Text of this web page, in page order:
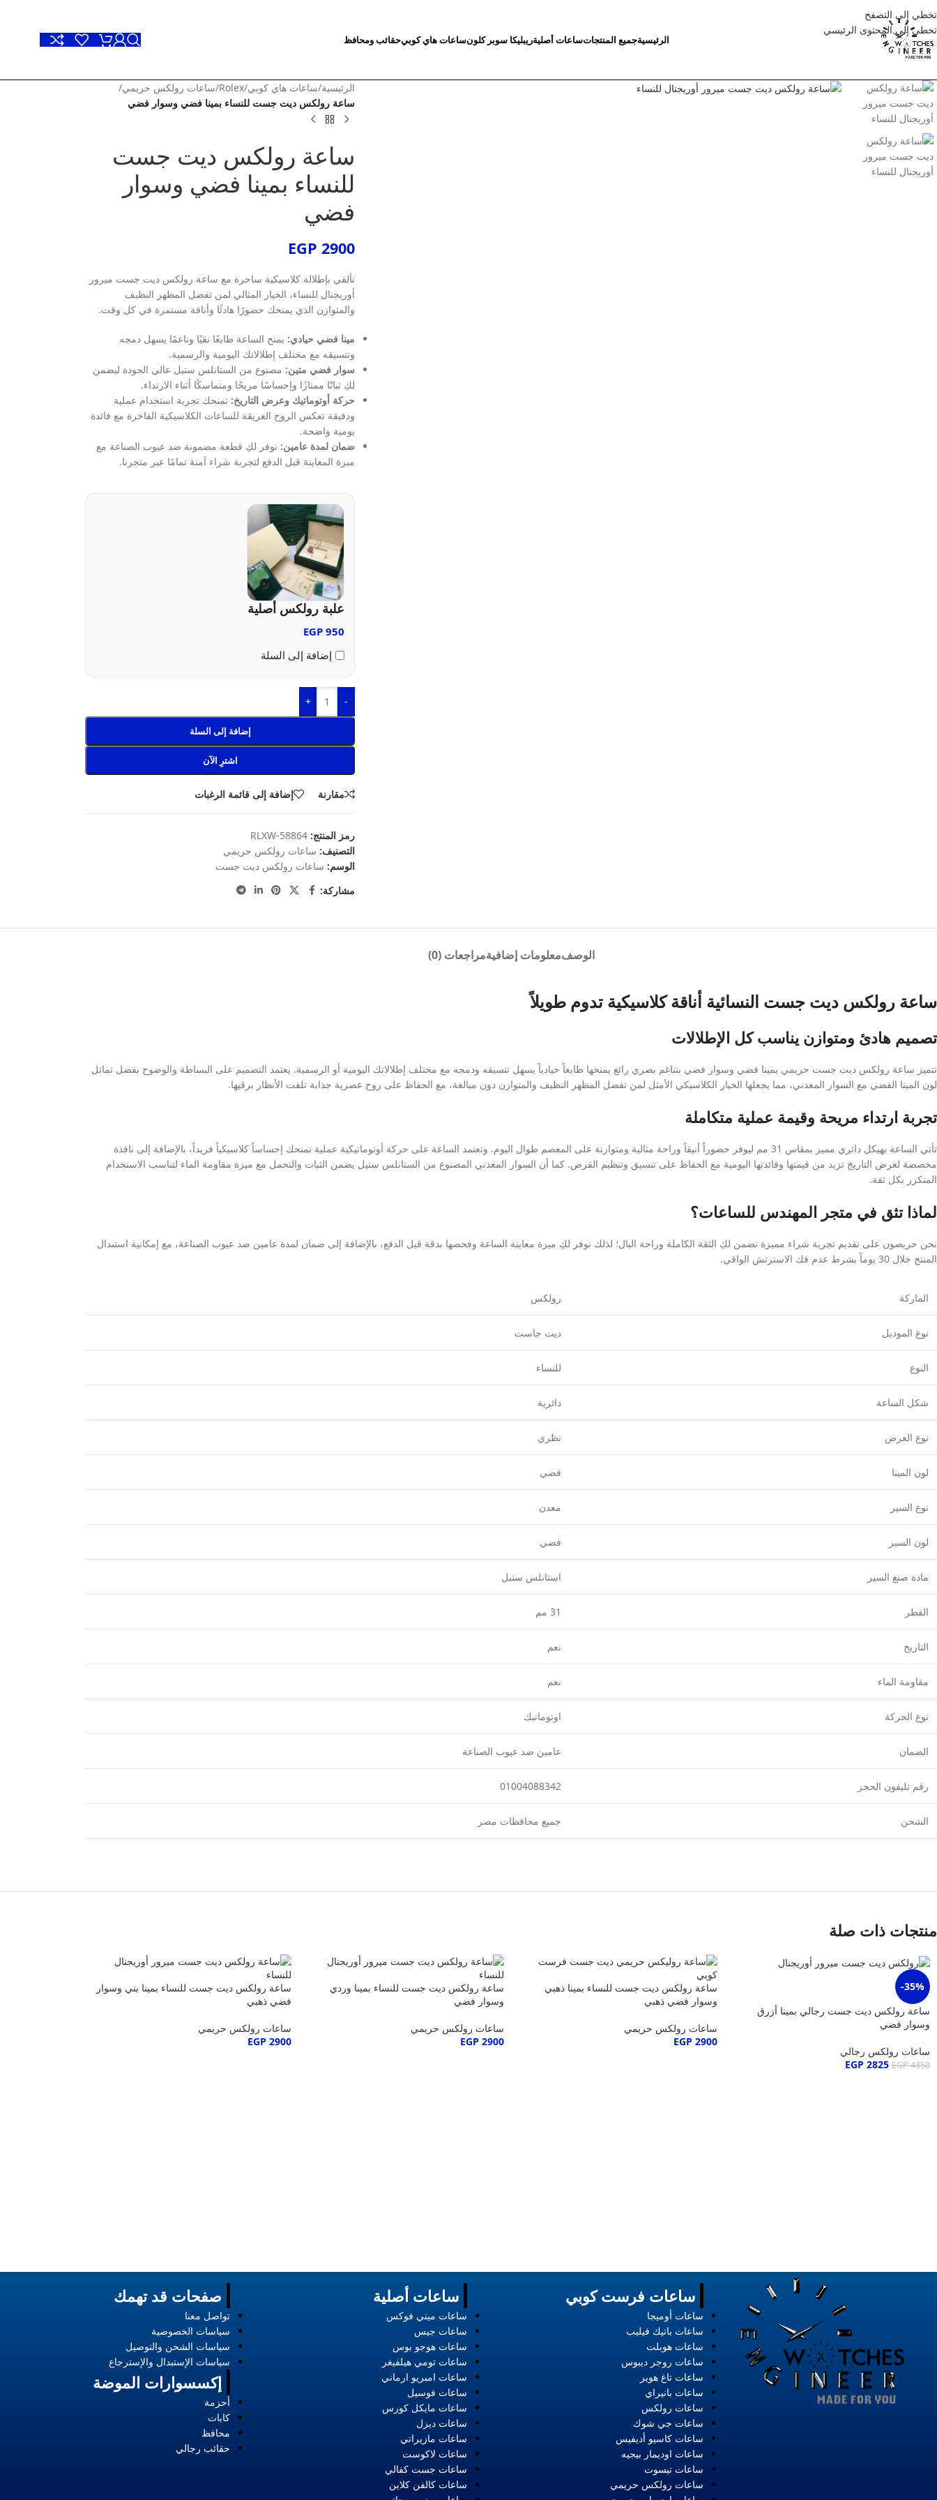
تخطي إلى التصفح
تخطي إلى المحتوى الرئيسي
الرئيسيةجميع المنتجاتساعات أصليةريبليكا سوبر كلونساعات هاي كوبيحقائب ومحافظ
الرئيسية/ساعات هاي كوبي/
Rolex
/ساعات رولكس حريمي/
ساعة رولكس ديت جست للنساء بمينا فضي وسوار فضي
ساعة رولكس ديت جست
للنساء بمينا فضي وسوار
فضي
EGP 2900
تألقي بإطلالة كلاسيكية ساحرة مع ساعة رولكس ديت جست ميرور
أوريجنال للنساء، الخيار المثالي لمن تفضل المظهر النظيف
والمتوازن الذي يمنحك حضورًا هادئًا وأناقة مستمرة في كل وقت.
مينا فضي حيادي: يمنح الساعة طابعًا نقيًا وناعمًا يسهل دمجه
وتنسيقه مع مختلف إطلالاتك اليومية والرسمية.
سوار فضي متين: مصنوع من الستانلس ستيل عالي الجودة ليضمن
لكِ ثباتًا ممتازًا وإحساسًا مريحًا ومتماسكًا أثناء الارتداء.
حركة أوتوماتيك وعرض التاريخ: تمنحك تجربة استخدام عملية
ودقيقة تعكس الروح العريقة للساعات الكلاسيكية الفاخرة مع فائدة
يومية واضحة.
ضمان لمدة عامين: نوفر لكِ قطعة مضمونة ضد عيوب الصناعة مع
ميزة المعاينة قبل الدفع لتجربة شراء آمنة تمامًا عبر متجرنا.
علبة رولكس أصلية
EGP 950
إضافة إلى السلة
-
+
إضافة إلى السلة
اشترِ الآن
مقارنة إضافة إلى قائمة الرغبات
رمز المنتج: RLXW-58864
التصنيف: ساعات رولكس حريمي
الوسم: ساعات رولكس ديت جست
مشاركة:
الوصفمعلومات إضافيةمراجعات (0)
ساعة رولكس ديت جست النسائية أناقة كلاسيكية تدوم طويلاً
تصميم هادئ ومتوازن يناسب كل الإطلالات
تتميز ساعة رولكس ديت جست حريمي بمينا فضي وسوار فضي بتناغم بصري رائع يمنحها طابعاً حيادياً يسهل تنسيقه ودمجه مع مختلف إطلالاتك اليومية أو الرسمية. يعتمد التصميم على البساطة والوضوح بفضل تماثل
لون المينا الفضي مع السوار المعدني، مما يجعلها الخيار الكلاسيكي الأمثل لمن تفضل المظهر النظيف والمتوازن دون مبالغة، مع الحفاظ على روح عصرية جذابة تلفت الأنظار برقيها.
تجربة ارتداء مريحة وقيمة عملية متكاملة
تأتي الساعة بهيكل دائري مميز بمقاس 31 مم ليوفر حضوراً أنيقاً وراحة مثالية ومتوازنة على المعصم طوال اليوم. وتعتمد الساعة على حركة أوتوماتيكية عملية تمنحك إحساساً كلاسيكياً فريداً، بالإضافة إلى نافذة
مخصصة لعرض التاريخ تزيد من قيمتها وفائدتها اليومية مع الحفاظ على تنسيق وتنظيم القرص. كما أن السوار المعدني المصنوع من الستانلس ستيل يضمن الثبات والتحمل مع ميزة مقاومة الماء لتناسب الاستخدام
المتكرر بكل ثقة.
لماذا تثق في متجر المهندس للساعات؟
نحن حريصون على تقديم تجربة شراء مميزة تضمن لكِ الثقة الكاملة وراحة البال؛ لذلك نوفر لكِ ميزة معاينة الساعة وفحصها بدقة قبل الدفع، بالإضافة إلى ضمان لمدة عامين ضد عيوب الصناعة، مع إمكانية استبدال
المنتج خلال 30 يوماً بشرط عدم فك الاسترتش الواقي.
الماركة رولكس
نوع الموديل ديت جاست
النوع للنساء
شكل الساعة دائرية
نوع العرض نظري
لون المينا فضي
نوع السير معدن
لون السير فضي
مادة صنع السير استانلس ستيل
القطر 31 مم
التاريخ نعم
مقاومة الماء نعم
نوع الحركة اوتوماتيك
الضمان عامين ضد عيوب الصناعة
رقم تليفون الحجز 01004088342
الشحن جميع محافظات مصر
منتجات ذات صلة
-35%
ساعة رولكس ديت جست رجالي بمينا أزرق
وسوار فضي
ساعات رولكس رجالي
EGP4350
EGP 2825
ساعة رولكس ديت جست للنساء بمينا ذهبي
وسوار فضي ذهبي
ساعات رولكس حريمي
EGP 2900
ساعة رولكس ديت جست للنساء بمينا وردي
وسوار فضي
ساعات رولكس حريمي
EGP 2900
ساعة رولكس ديت جست للنساء بمينا بني وسوار
فضي ذهبي
ساعات رولكس حريمي
EGP 2900
صفحات قد تهمك
تواصل معنا
سياسات الخصوصية
سياسات الشحن والتوصيل
سياسات الإستبدال والإسترجاع
إكسسوارات الموضة
أحزمة
كابات
محافظ
حقائب رجالي
ساعات أصلية
ساعات ميني فوكس
ساعات جيس
ساعات هوجو بوس
ساعات تومي هيلفيغر
ساعات امبريو ارماني
ساعات فوسيل
ساعات مايكل كورس
ساعات ديزل
ساعات مازيراتي
ساعات لاكوست
ساعات جست كفالي
ساعات كالفن كلاين
ساعات فرست كوبي
ساعات أوميجا
ساعات باتيك فيليب
ساعات هوبلت
ساعات روجر ديبوس
ساعات تاغ هوير
ساعات بانيراي
ساعات رولكس
ساعات جي شوك
ساعات كاسيو أديفيس
ساعات اوديمار بيجيه
ساعات تيسوت
ساعات رولكس حريمي